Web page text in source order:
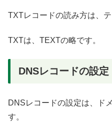
TXTレコードの読み方は、
TXTは、TEXTの略です。
DNSレコードの設定
DNSレコードの設定は、ド
す。